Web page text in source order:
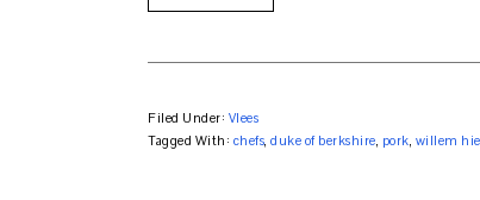
Filed Under: Vlees
Tagged With: chefs, duke of berkshire, pork, willem